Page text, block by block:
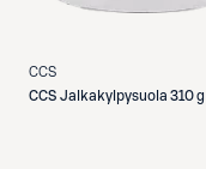
CCS
CCS Jalkakylpysuola 310 g